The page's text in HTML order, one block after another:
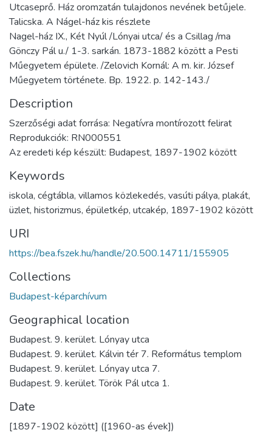
Utcaseprő. Ház oromzatán tulajdonos nevének betűjele.
Talicska. A Nágel-ház kis részlete
Nagel-ház IX., Két Nyúl /Lónyai utca/ és a Csillag /ma
Gönczy Pál u./ 1-3. sarkán. 1873-1882 között a Pesti
Műegyetem épülete. /Zelovich Kornál: A m. kir. József
Műegyetem története. Bp. 1922. p. 142-143./
Description
Szerzőségi adat forrása: Negatívra montírozott felirat
Reprodukciók: RN000551
Az eredeti kép készült: Budapest, 1897-1902 között
Keywords
iskola, cégtábla, villamos közlekedés, vasúti pálya, plakát,
üzlet, historizmus, épületkép, utcakép, 1897-1902 között
URI
https://bea.fszek.hu/handle/20.500.14711/155905
Collections
Budapest-képarchívum
Geographical location
Budapest. 9. kerület. Lónyay utca
Budapest. 9. kerület. Kálvin tér 7. Református templom
Budapest. 9. kerület. Lónyay utca 7.
Budapest. 9. kerület. Török Pál utca 1.
Date
[1897-1902 között] ([1960-as évek])